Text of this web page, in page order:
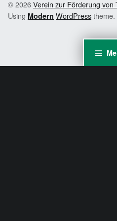
© 2026Verein zur Förderung von
Using Modern WordPresstheme.